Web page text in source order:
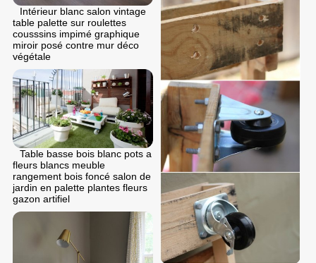
Intérieur blanc salon vintage
table palette sur roulettes
cousssins impimé graphique
miroir posé contre mur déco
végétale
Table basse bois blanc pots a
fleurs blancs meuble
rangement bois foncé salon de
jardin en palette plantes fleurs
gazon artifiel